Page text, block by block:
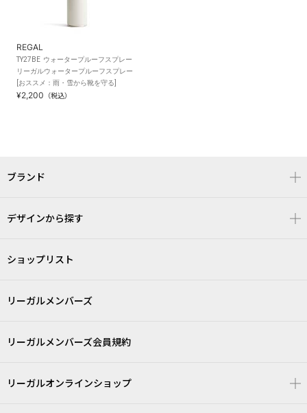
REGAL
TY27BE ウォータープルーフスプレー
リーガルウォータープルーフスプレー
[おススメ：雨・雪から靴を守る]
¥2,200 （税込）
ブランド
デザインから探す
ショップリスト
リーガルメンバーズ
リーガルメンバーズ会員規約
リーガルオンラインショップ